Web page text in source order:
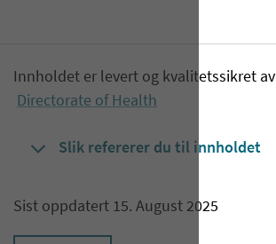
Innholdet er levert og kvalitetssikret av
Directorate of Health
Slik refererer du til innholdet
Sist oppdatert 15. August 2025